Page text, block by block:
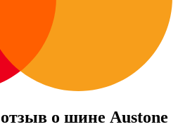
о шине Austone